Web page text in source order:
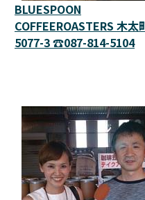
BLUESPOON
COFFEEROASTERS 木太
5077-3 ☎087-814-5104